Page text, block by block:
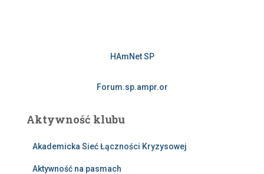
HAmNet SP
Forum.sp.ampr.or
Aktywność klubu
Akademicka Sieć Łączności Kryzysowej
Aktywność na pasmach